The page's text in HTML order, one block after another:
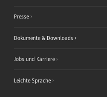
Presse
Dokumente & Downloads
Jobs und Karriere
Leichte Sprache